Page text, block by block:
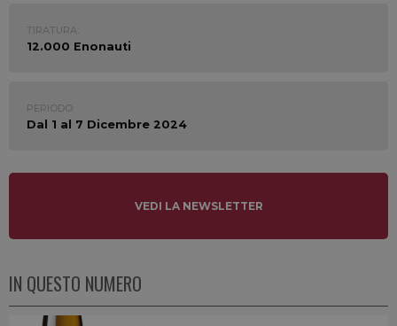
TIRATURA:
12.000 Enonauti
PERIODO:
Dal 1 al 7 Dicembre 2024
VEDI LA NEWSLETTER
IN QUESTO NUMERO